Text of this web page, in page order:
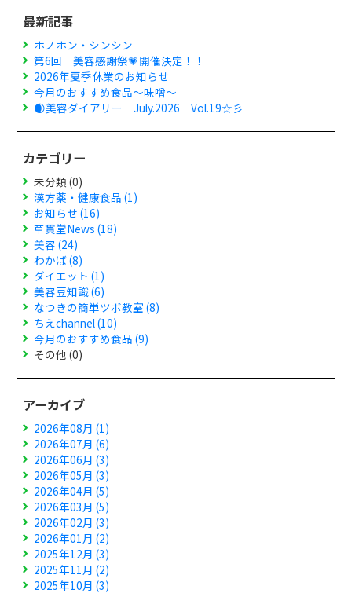
最新記事
ホノホン・シンシン
第6回 美容感謝祭💗開催決定！！
2026年夏季休業のお知らせ
今月のおすすめ食品～味噌～
🌒美容ダイアリー July.2026 Vol.19☆彡
カテゴリー
未分類 (0)
漢方薬・健康食品 (1)
お知らせ (16)
草貫堂News (18)
美容 (24)
わかば (8)
ダイエット (1)
美容豆知識 (6)
なつきの簡単ツボ教室 (8)
ちえchannel (10)
今月のおすすめ食品 (9)
その他 (0)
アーカイブ
2026年08月 (1)
2026年07月 (6)
2026年06月 (3)
2026年05月 (3)
2026年04月 (5)
2026年03月 (5)
2026年02月 (3)
2026年01月 (2)
2025年12月 (3)
2025年11月 (2)
2025年10月 (3)